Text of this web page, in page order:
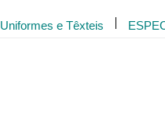
Uniformes e Têxteis